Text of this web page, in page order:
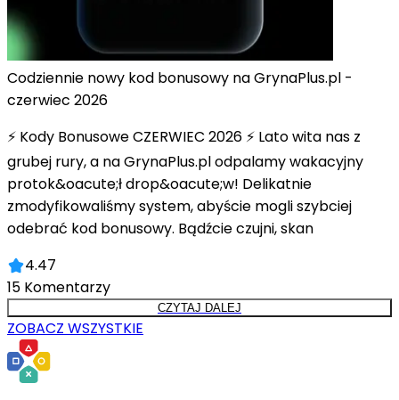
Codziennie nowy kod bonusowy na GrynaPlus.pl -
czerwiec 2026
⚡ Kody Bonusowe CZERWIEC 2026 ⚡ Lato wita nas z
grubej rury, a na GrynaPlus.pl odpalamy wakacyjny
protok&oacute;ł drop&oacute;w! Delikatnie
zmodyfikowaliśmy system, abyście mogli szybciej
odebrać kod bonusowy. Bądźcie czujni, skan
4.47
15 Komentarzy
CZYTAJ DALEJ
ZOBACZ WSZYSTKIE